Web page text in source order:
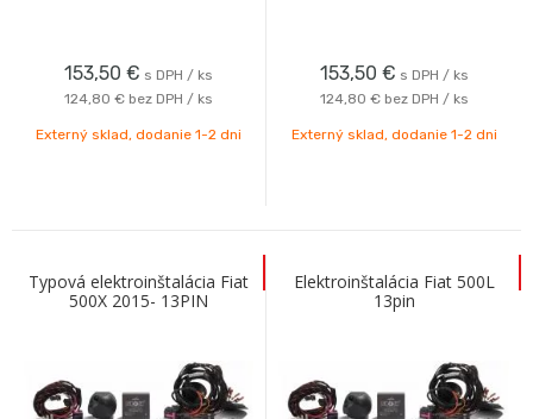
153,50 € s DPH / ks
124,80 € bez DPH / ks
Externý sklad, dodanie 1-2 dni
153,50 € s DPH / ks
124,80 € bez DPH / ks
Externý sklad, dodanie 1-2 dni
Typová elektroinštalácia Fiat
500X 2015- 13PIN
Elektroinštalácia Fiat 500L
13pin